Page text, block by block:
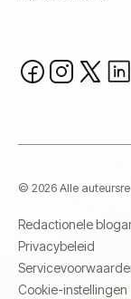
© 2026 Alle
Redactionele
Privacybeleid
Cookie-instellingen